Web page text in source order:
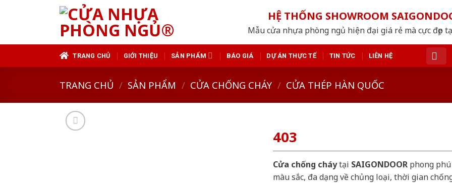
HỆ THỐNG SHOWROOM
Mẫu cửa nhựa phòng ngủ hiện đại giá rẻ mà cực đẹp
TRANG CHỦ GIỚI THIỆU SẢN PHẨM BÁO GIÁ DỰ ÁN THỰC TẾ TIN TỨC LIÊN HỆ
TRANG CHỦ / SẢN PHẨM / CỬA CHỐNG CHÁY / CỬA THÉP HÀN QUỐC
403
Cửa chống cháytại SAIGONDOORphong phú
màu sắc, đa dạng về chủng loại, thời gian